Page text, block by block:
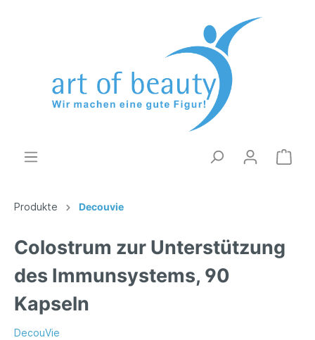
Produkte Decouvie
Colostrum zur Unterstützung
des Immunsystems, 90
Kapseln
DecouVie